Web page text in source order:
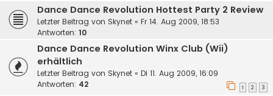
Dance Dance Revolution Hottest Party 2 Review
Letzter Beitrag von Skynet « Fr 14. Aug 2009, 18:53
Antworten: 10
Dance Dance Revolution Winx Club (Wii)
erhältlich
Letzter Beitrag von Skynet « Di 11. Aug 2009, 16:09
Antworten: 42 1 2 3